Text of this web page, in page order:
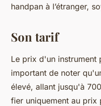
handpan à l’étranger,
Son tarif
Le prix d'un instrument
important de noter
élevé, allant jusqu'à
fier uniquement au prix